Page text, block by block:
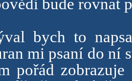
bude rovnat
bych to
mi psaní do ní
pořád